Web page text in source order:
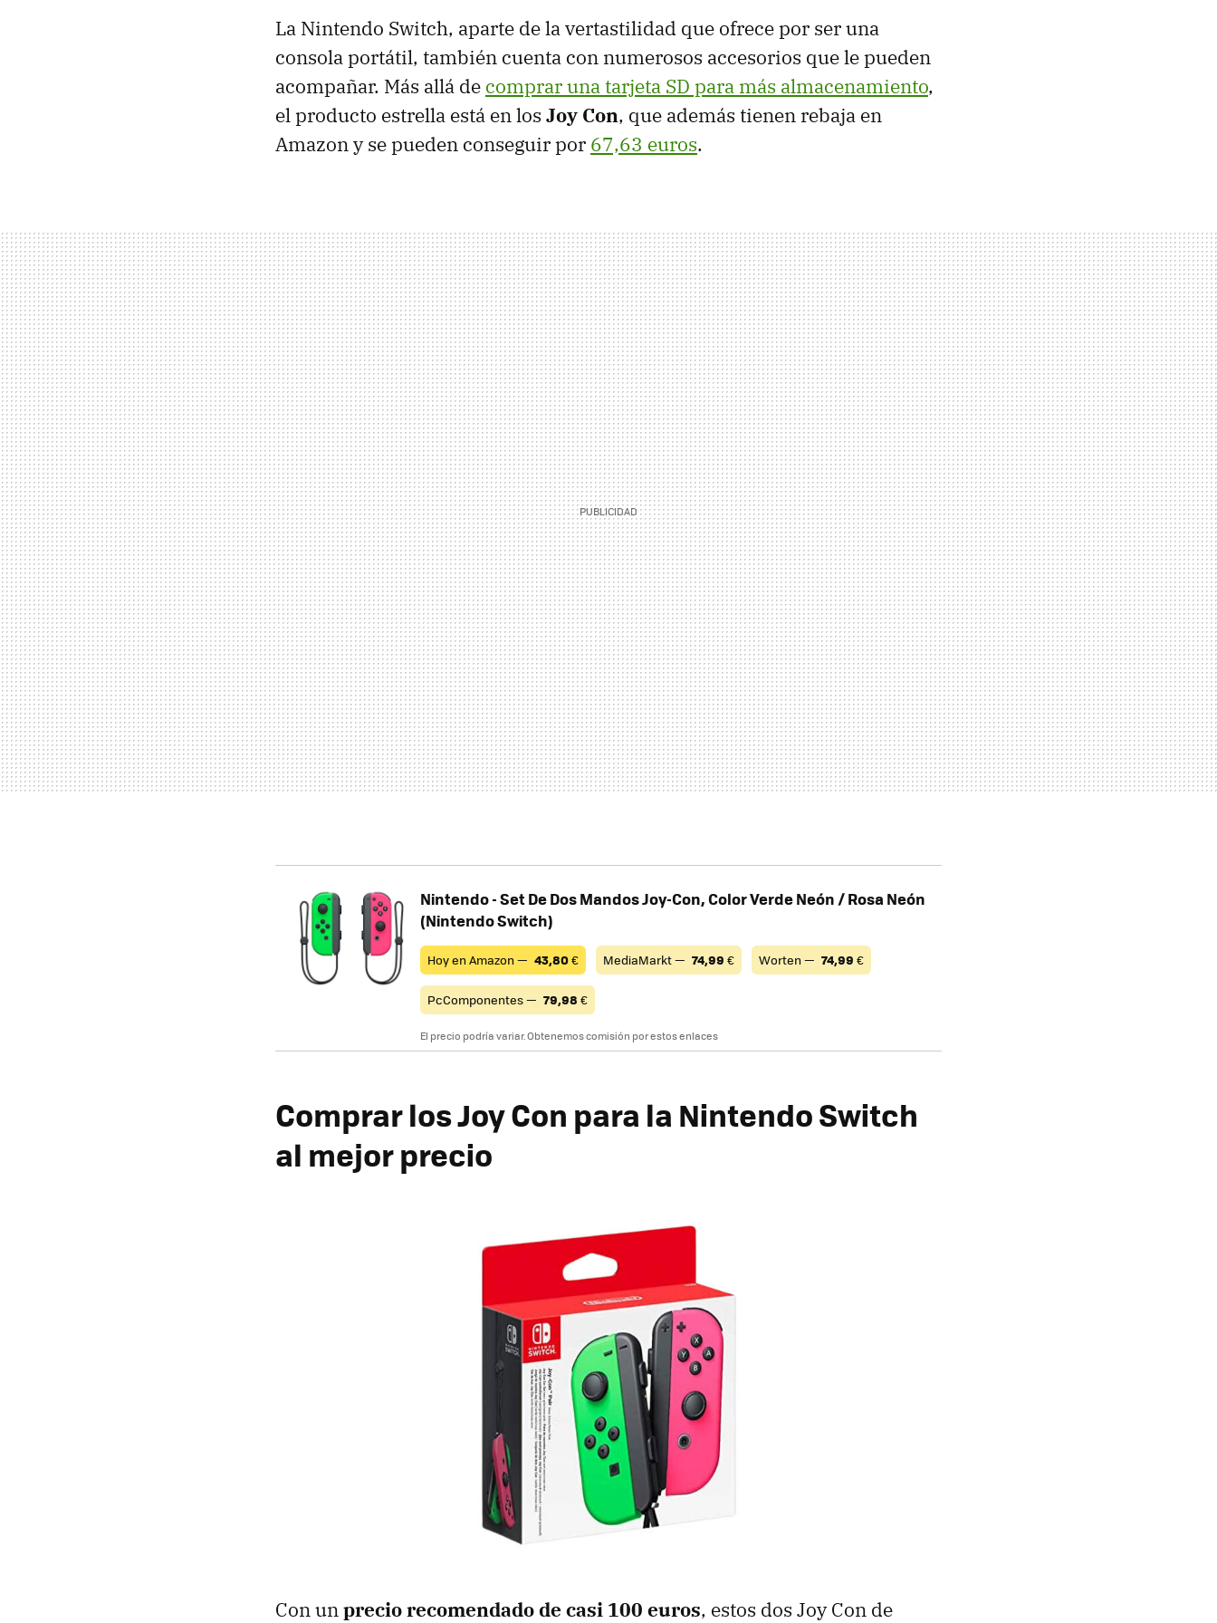
La Nintendo Switch, aparte de la vertastilidad que ofrece por ser una
consola portátil, también cuenta con numerosos accesorios que le pueden
acompañar. Más allá de comprar una tarjeta SD para más almacenamiento,
el producto estrella está en los Joy Con, que además tienen rebaja en
Amazon y se pueden conseguir por 67,63 euros.
Nintendo - Set De Dos Mandos Joy-Con, Color Verde Neón / Rosa Neón
(Nintendo Switch)
Hoy en Amazon — 43,80€ MediaMarkt — 74,99 € Worten — 74,99 €
PcComponentes — 79,98 €
El precio podría variar. Obtenemos comisión por estos enlaces
Comprar los Joy Con para la Nintendo Switch
al mejor precio
Con unprecio recomendado de casi 100 euros, estos dos Joy Con de